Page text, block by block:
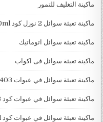
ماكينة التغليف للتمور
ماكينة تعبئة سوائل 2 نوزل كود 403II-1000ml ماركة مهندس منسي
ماكينة تعبئة سوائل اتوماتيك
ماكينة تعبئة سوائل فى اكواب
ماكينة تعبئة سوائل في عبوات 403-280ml ماركة مهندس منسي
ماكينة تعبئة سوائل في عبوات كود 403-1000ml ماركة مهندس منسي
ماكينة تعبئة سوائل في عبوات كود 403II-500ml ماركة مهندس منسي